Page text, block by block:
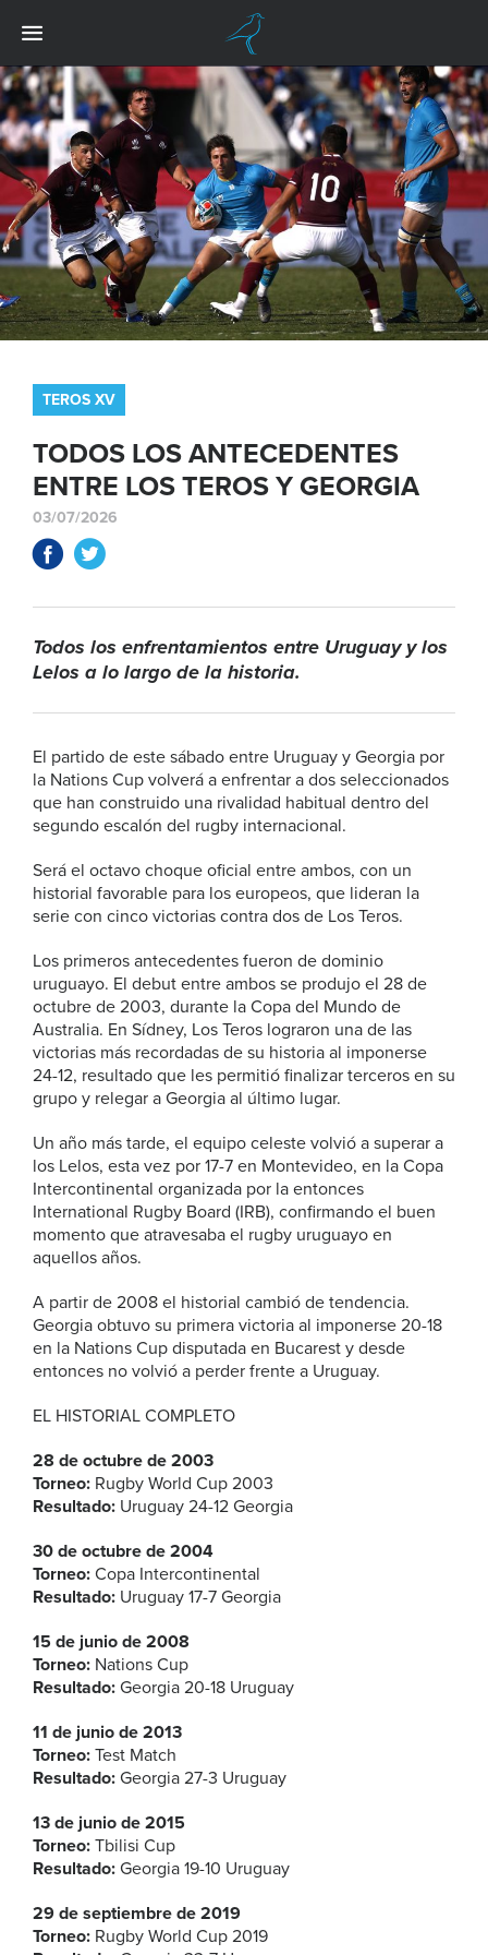
TEROS XV
TODOS LOS ANTECEDENTES
ENTRE LOS TEROS Y GEORGIA
03/07/2026
Todos los enfrentamientos entre Uruguay y los
Lelos a lo largo de la historia.
El partido de este sábado entre Uruguay y Georgia por
la Nations Cup volverá a enfrentar a dos seleccionados
que han construido una rivalidad habitual dentro del
segundo escalón del rugby internacional.
Será el octavo choque oficial entre ambos, con un
historial favorable para los europeos, que lideran la
serie con cinco victorias contra dos de Los Teros.
Los primeros antecedentes fueron de dominio
uruguayo. El debut entre ambos se produjo el 28 de
octubre de 2003, durante la Copa del Mundo de
Australia. En Sídney, Los Teros lograron una de las
victorias más recordadas de su historia al imponerse
24-12, resultado que les permitió finalizar terceros en su
grupo y relegar a Georgia al último lugar.
Un año más tarde, el equipo celeste volvió a superar a
los Lelos, esta vez por 17-7 en Montevideo, en la Copa
Intercontinental organizada por la entonces
International Rugby Board (IRB), confirmando el buen
momento que atravesaba el rugby uruguayo en
aquellos años.
A partir de 2008 el historial cambió de tendencia.
Georgia obtuvo su primera victoria al imponerse 20-18
en la Nations Cup disputada en Bucarest y desde
entonces no volvió a perder frente a Uruguay.
EL HISTORIAL COMPLETO
28 de octubre de 2003
Torneo: Rugby World Cup 2003
Resultado: Uruguay 24-12 Georgia
30 de octubre de 2004
Torneo: Copa Intercontinental
Resultado: Uruguay 17-7 Georgia
15 de junio de 2008
Torneo: Nations Cup
Resultado: Georgia 20-18 Uruguay
11 de junio de 2013
Torneo: Test Match
Resultado: Georgia 27-3 Uruguay
13 de junio de 2015
Torneo: Tbilisi Cup
Resultado: Georgia 19-10 Uruguay
29 de septiembre de 2019
Torneo: Rugby World Cup 2019